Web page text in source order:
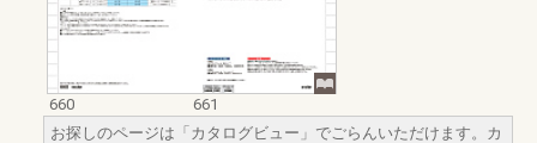
660
661
お探しのページは「カタログビュー」でごらんいただけます。カ